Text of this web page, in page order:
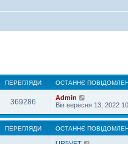
ПЕРЕГЛЯДИ ОСТАННЄ
369286
Admin
Вів вересня 13, 2022
ПЕРЕГЛЯДИ ОСТАННЄ